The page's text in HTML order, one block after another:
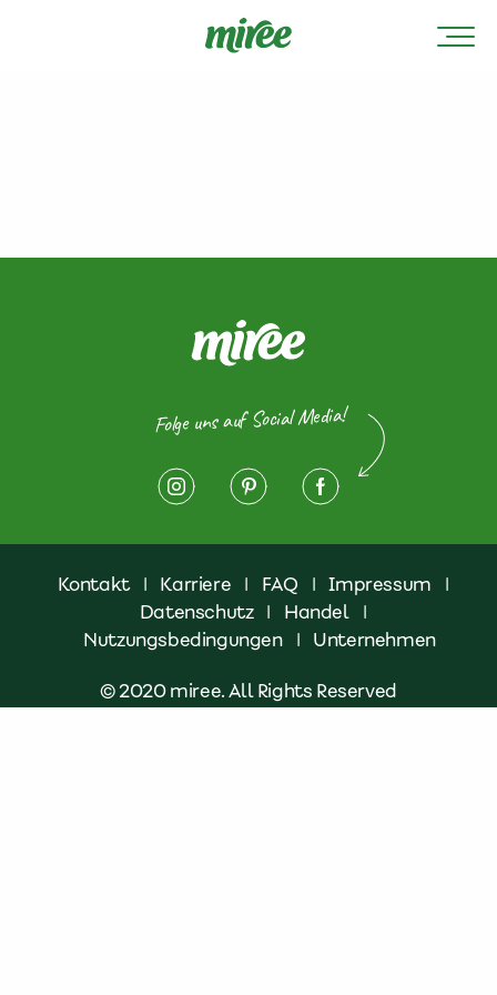
Folge uns auf Social Media!
Kontakt | Karriere | FAQ | Impressum
|
Datenschutz | Handel
|
Nutzungsbedingungen
| Unternehmen
© 2020 miree. All Rights Reserved